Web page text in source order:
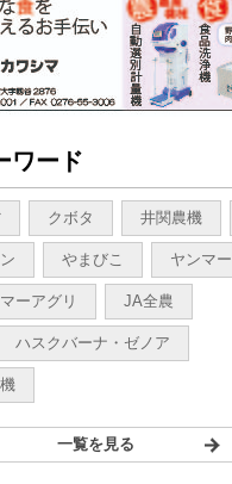
ワード
クボタ 井関農機
やまびこ ヤンマー
ーアグリ JA全農
ハスクバーナ・ゼノア
一覧を見る